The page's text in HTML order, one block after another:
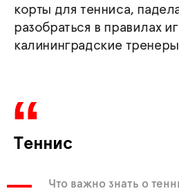
корты для тенниса,
разобраться в правилах
калининградские тренеры
Теннис
Что важно знать о